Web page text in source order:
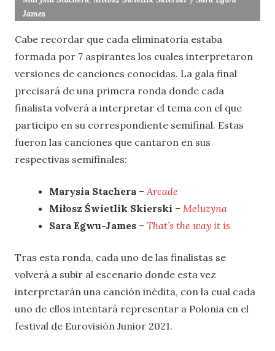
James
Cabe recordar que cada eliminatoria estaba
formada por 7 aspirantes los cuales interpretaron
versiones de canciones conocidas. La gala final
precisará de una primera ronda donde cada
finalista volverá a interpretar el tema con el que
participo en su correspondiente semifinal. Estas
fueron las canciones que cantaron en sus
respectivas semifinales:
Marysia Stachera – Arcade
Miłosz Świetlik Skierski – Meluzyna
Sara Egwu-James – That’s the way it is
Tras esta ronda, cada uno de las finalistas se
volverá a subir al escenario donde esta vez
interpretarán una canción inédita, con la cual cada
uno de ellos intentará representar a Polonia en el
festival de Eurovisión Junior 2021.